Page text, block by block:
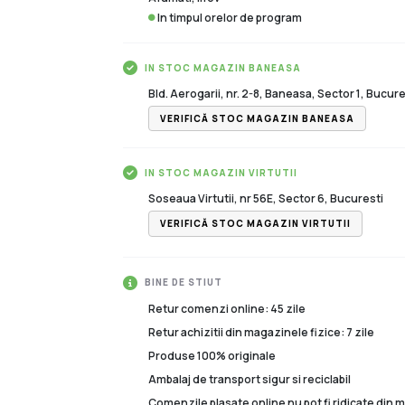
In timpul orelor de program
IN STOC MAGAZIN BANEASA
Bld. Aerogarii, nr. 2-8, Baneasa, Sector 1,
VERIFICĂ STOC MAGAZIN BANEASA
IN STOC MAGAZIN VIRTUTII
Soseaua Virtutii, nr 56E, Sector 6, Bucuresti
VERIFICĂ STOC MAGAZIN VIRTUTII
BINE DE STIUT
Retur comenzi online: 45 zile
Retur achizitii din magazinele fizice: 7 zile
Produse 100% originale
Ambalaj de transport sigur si reciclabil